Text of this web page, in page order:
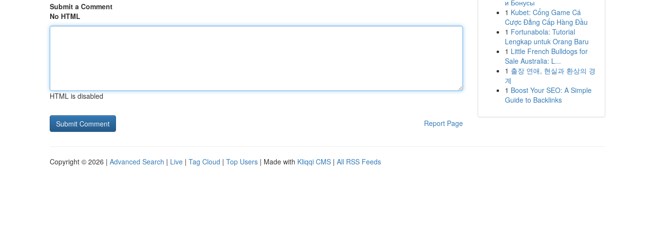
Submit a Comment
No HTML
HTML is disabled
Report Page
и Бонусы
1 Kubet: Cổng Game Cá
Cược Đẳng Cấp Hàng Đầu
1 Fortunabola: Tutorial
Lengkap untuk Orang Baru
1 Little French Bulldogs for
Sale Australia: L...
1 출장 연애, 현실과 환상의 경
계
1 Boost Your SEO: A Simple
Guide to Backlinks
Copyright © 2026 | Advanced Search | Live | Tag Cloud | Top Users | Made with Kliqqi CMS | All RSS Feeds